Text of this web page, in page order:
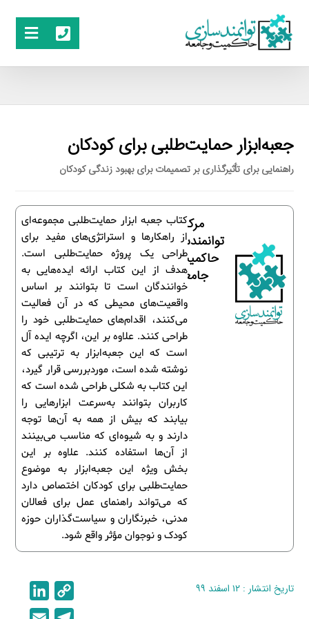
جعبه‌ابزار حمایت‌طلبی برای کودکان
راهنمایی برای تأثیرگذاری بر تصمیمات برای بهبود زندگی کودکان
کتاب جعبه ابزار حمایت‌طلبی مجموعه‌ای
از راهکارها و استراتژی‌های مفید برای
طراحی یک پروژه حمایت‌طلبی است.‌
هدف از این کتاب ارائه ایده‌هایی به
خوانندگان است تا بتوانند بر اساس
واقعیت‌های محیطی که در آن فعالیت
می‌کنند، اقدام‌های حمایت‌طلبی خود را
طراحی کنند. علاوه بر این، اگرچه ایده آل
است که این جعبه‌ابزار به ترتیبی که
نوشته شده است، موردبررسی قرار گیرد،
این کتاب به شکلی طراحی شده است که
کاربران بتوانند به‌سرعت ابزارهایی را
بیابند که بیش از همه به آن‌ها توجه
دارند و به شیوه‌ای که مناسب می‌بینند
از آن‌ها استفاده کنند. علاوه بر این
بخش ویژه این جعبه‌ابزار به موضوع
حمایت‌طلبی برای کودکان اختصاص دارد
که می‌تواند راهنمای عمل برای فعالان
مدنی، خبرنگاران و سیاست‌گذاران حوزه
کودک و نوجوان مؤثر واقع شود.
مرکز
توانمندسازی
حاکمیت و
جامعه
تاریخ انتشار : ۱۲ اسفند ۹۹
o
i